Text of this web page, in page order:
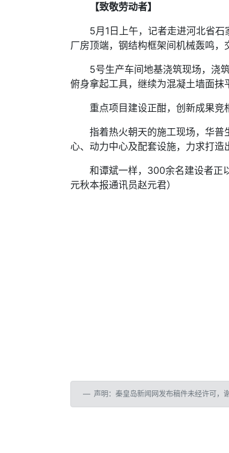
【致敬劳动者】
5月1日上午，记者走进河北省
厂房顶端，钢结构框架间机械轰鸣，
5号生产车间地基浇筑现场，浇
俯身拿起工具，继续为混凝土墙面抹
重点项目建设正酣，创新成果竞
指着热火朝天的施工现场，华
心、动力中心及配套设施，力求打
和谭斌一样，300余名建设者正
元秋本报通讯员赵元君）
声明：秦皇岛新闻网发布稿件未经许可，